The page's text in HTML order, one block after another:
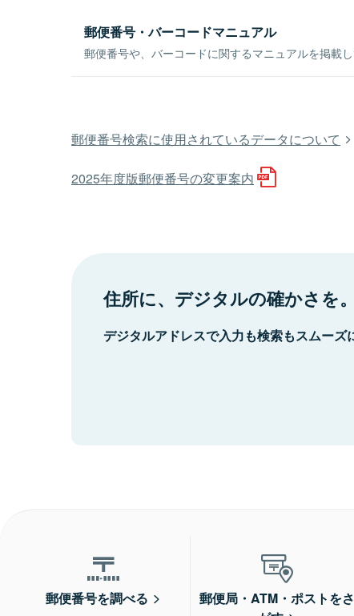
郵便番号・バーコードマニュアル
郵便番号や、バーコードに関するマニュアルを掲載し
郵便番号検索に使用されているデータについて
2025年度版郵便番号の変更案内
住所に、デジタルの確かさを。
デジタルアドレスで入力も検索もスムーズ
郵便番号を調べる
郵便局・ATM・ポストをさ